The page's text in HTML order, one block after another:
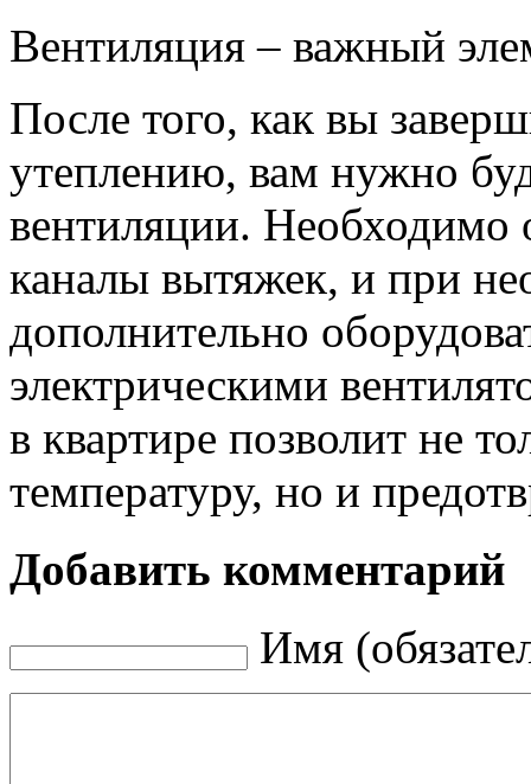
Вентиляция – важный
После того, как вы
утеплению, вам нужно
вентиляции. Необходимо
каналы вытяжек, и при
дополнительно
электрическими
в квартире позволит не
температуру, но и
Добавить комментарий
Имя